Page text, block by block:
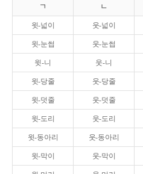
ㄱ ㄴ
윗-넓이 웃-넓이
윗-눈썹 웃-눈썹
윗-니 웃-니
윗-당줄 웃-당줄
윗-덧줄 웃-덧줄
윗-도리 웃-도리
윗-동아리 웃-동아리
윗-막이 웃-막이